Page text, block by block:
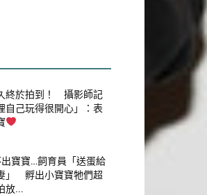
終於拍到！ 攝影師記
自己玩得很開心」：表
寶寶…飼育員「送蛋給
」 孵出小寶寶牠們超
放...